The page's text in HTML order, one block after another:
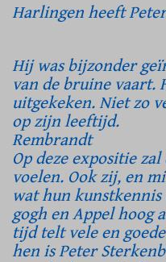
Harlingen heeft
Hij was bijzonder
van de bruine vaart.
uitgekeken. Niet zo
op zijn leeftijd.
Rembrandt
Op deze expositie
voelen. Ook zij, en
wat hun
gogh en Appel hoog
tijd telt vele en
hen is Peter